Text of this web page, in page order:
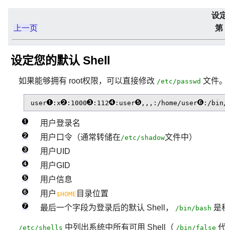
设
上一页
第
设定您的默认 Shell
如果能够拥有 root权限，可以直接修改 /etc/passwd 文件
user :x :1000 :112 :user ,,,:/home/user :/bin/
用户登录名
用户口令（通常转储在 /etc/shadow文件中）
用户UID
用户GID
用户信息
用户 $HOME 目录位置
最后一个字段为登录后的默认 Shell，
/bin/bash 是
/etc/shells 中列出系统中所有可用 Shell（ /bin/false